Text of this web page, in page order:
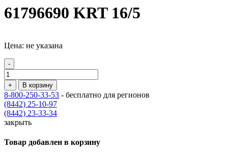
61796690 KRT 16/5
Цена: не указана
-
+ В корзину
8-800-250-33-53 - бесплатно для регионов
(8442) 25-10-97
(8442) 23-33-34
закрыть
Товар добавлен в корзину